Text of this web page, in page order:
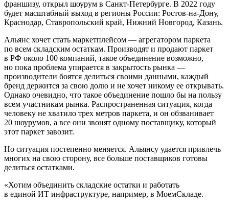
франшизу, открыл шоурум в Санкт‑Петербурге. В 2022 году
будет масштабный выход в регионы России: Ростов‑на‑Дону,
Краснодар, Ставропольский край, Нижний Новгород, Казань.
Альянс хочет стать маркетплейсом — агрегатором паркета
по всем складским остаткам. Производят и продают паркет
в РФ около 100 компаний, такое объединение возможно,
но пока проблема упирается в закрытость рынка —
производители боятся делиться своими данными, каждый
бренд держится за свою долю и не хочет никому ее открывать.
Однако очевидно, что такое объединение пошло бы на пользу
всем участникам рынка. Распространенная ситуация, когда
человеку не хватило трех метров паркета, и он обзванивает
20 шоурумов, а все они звонят одному поставщику, который
этот паркет завозит.
Но ситуация постепенно меняется. Альянсу удается привлечь
многих на свою сторону, все больше поставщиков готовы
делиться остатками.
«Хотим объединить складские остатки и работать
в единой ИТ инфраструктуре, например, в МоемСкладе.